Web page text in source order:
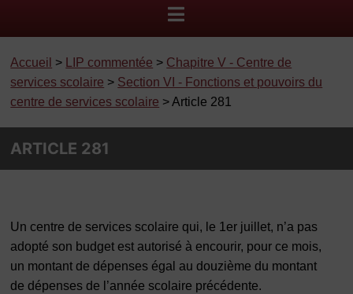
Accueil > LIP commentée > Chapitre V - Centre de
services scolaire > Section VI - Fonctions et pouvoirs du
centre de services scolaire > Article 281
ARTICLE 281
Un centre de services scolaire qui, le 1er juillet, n’a pas
adopté son budget est autorisé à encourir, pour ce mois,
un montant de dépenses égal au douzième du montant
de dépenses de l’année scolaire précédente.